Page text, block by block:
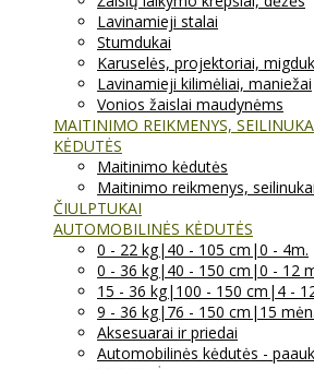
Lavinamieji stalai
Stumdukai
Karuselės, projektoriai,
Lavinamieji kilimėliai, maniežai
Vonios žaislai maudynėms
MAITINIMO REIKMENYS,
KĖDUTĖS
Maitinimo kėdutės
Maitinimo reikmenys, seilinukai
ČIULPTUKAI
AUTOMOBILINĖS KĖDUTĖS
0 - 22 kg|40 - 105 cm|0 - 4m.
0 - 36 kg|40 - 150 cm|0 - 12
15 - 36 kg|100 - 150 cm|4 -
9 - 36 kg|76 - 150 cm|15
Aksesuarai ir priedai
Automobilinės kėdutės -